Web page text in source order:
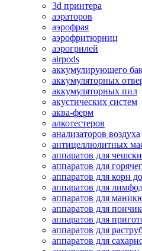
3d принтера
аэраторов
аэрофрая
аэрофритюрниц
аэрогрилей
airpods
аккумулирующего
аккумуляторных
аккумуляторных пил
акустических систем
аква-ферм
алкотестеров
анализаторов воздуха
антицеллюлитных
аппаратов для
аппаратов для
аппаратов для корн
аппаратов для
аппаратов для
аппаратов для
аппаратов для
аппаратов для
аппаратов для